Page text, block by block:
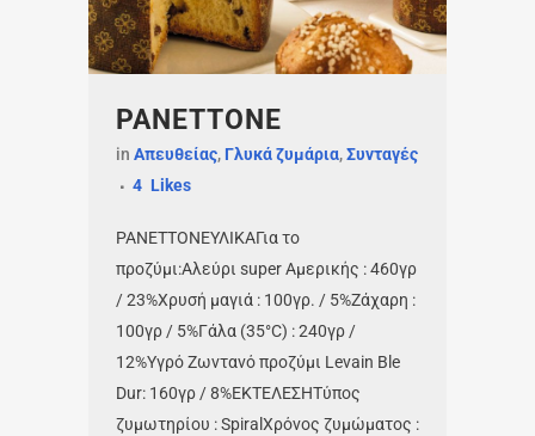
PANETTONE
in Απευθείας, Γλυκά ζυμάρια,Συνταγές
4 Likes
PANETTONEΥΛΙΚΑΓια το
προζύμι:Αλεύρι super Αμερικής : 460γρ
/ 23%Χρυσή μαγιά : 100γρ. / 5%Ζάχαρη :
100γρ / 5%Γάλα (35°C) : 240γρ /
12%Υγρό Ζωντανό προζύμι Levain Ble
Dur: 160γρ / 8%ΕΚΤΕΛΕΣΗΤύπος
ζυμωτηρίου : SpiralΧρόνος ζυμώματος :